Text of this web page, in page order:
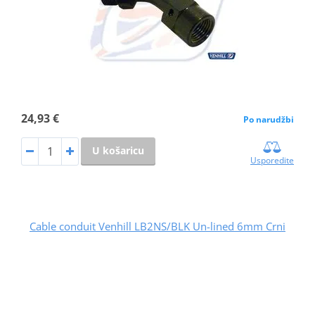
24,93 € Po narudžbi
U košaricu
Usporedite
Cable conduit Venhill LB2NS/BLK Un-lined 6mm Crni